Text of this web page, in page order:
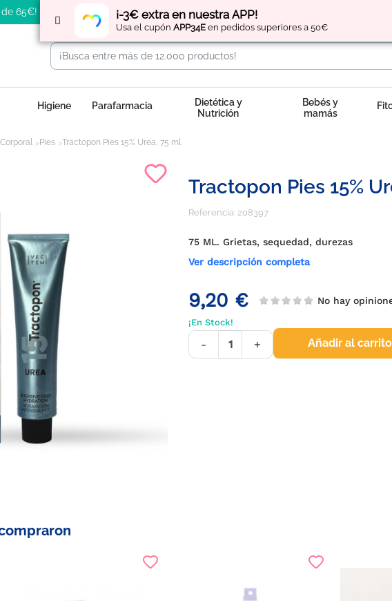
¡-3€ extra en nuestra APP!
Usa el cupón APP34E en pedidos superiores a 50€
de 65€! Regístratey obtén
Higiene Parafarmacia
Dietética y
Nutrición
Bebés y
mamás
Pies Tractopon Pies 15% Urea, 75 ml
Tractopon Pies 15%
Referencia: 208397
75 ML. Grietas, sequedad, durezas
Ver descripción completa
9,20 € No hay
¡En Stock!
- + Añadir al carrito